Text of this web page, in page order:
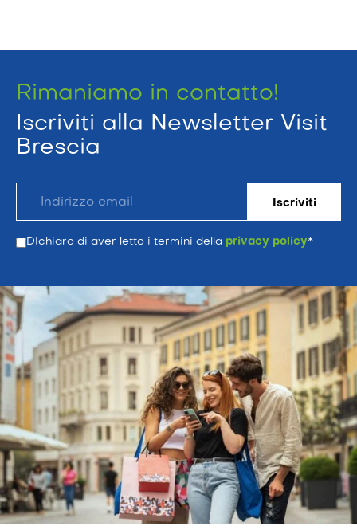
Rimaniamo in contatto!
Iscriviti alla Newsletter Visit
Brescia
DIchiaro di aver letto i termini della privacy policy*